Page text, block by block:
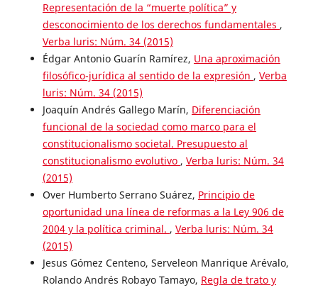
Representación de la “muerte política” y
desconocimiento de los derechos fundamentales ,
Verba luris: Núm. 34 (2015)
Édgar Antonio Guarín Ramírez, Una aproximación
filosófico-jurídica al sentido de la expresión , Verba
luris: Núm. 34 (2015)
Joaquín Andrés Gallego Marín, Diferenciación
funcional de la sociedad como marco para el
constitucionalismo societal. Presupuesto al
constitucionalismo evolutivo , Verba luris: Núm. 34
(2015)
Over Humberto Serrano Suárez, Principio de
oportunidad una línea de reformas a la Ley 906 de
2004 y la política criminal. , Verba luris: Núm. 34
(2015)
Jesus Gómez Centeno, Serveleon Manrique Arévalo,
Rolando Andrés Robayo Tamayo, Regla de trato y